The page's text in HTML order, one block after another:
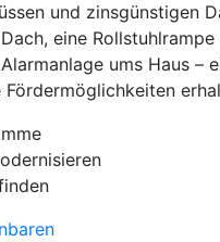
und zinsgünstigen
eine
ums Haus –